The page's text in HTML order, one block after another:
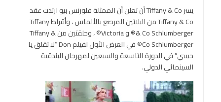
يسر Tiffany & Co أن تعلن أن الممثلة فلورنس بيو ارتدت عقد
Tiffany & Co من البلاتين المرصع بالألماس ، وأقراط Tiffany
& Co Schlumberger® و Victoria® ، وحلقتين من Tiffany &
Co Schlumberger® في العرض الأول لفيلم Don “لا تقلق يا
حبيبي” في الدورة التاسعة والسبعين لمهرجان البندقية
السينمائي الدولي.